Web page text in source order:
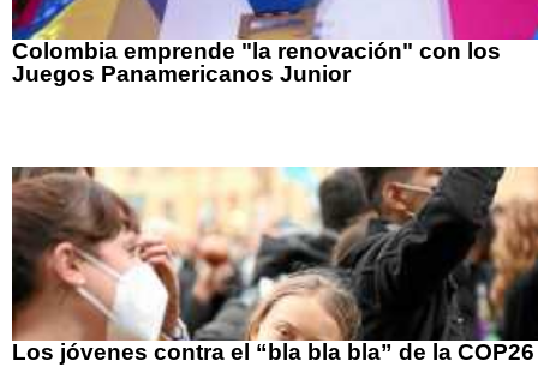
Colombia emprende "la renovación" con los
Juegos Panamericanos Junior
Los jóvenes contra el “bla bla bla” de la COP26